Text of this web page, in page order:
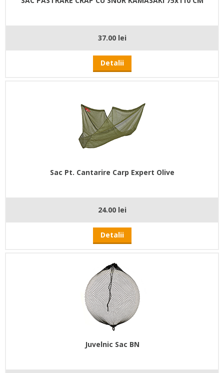
37.00 lei
Detalii
Sac Pt. Cantarire Carp Expert Olive
24.00 lei
Detalii
Juvelnic Sac BN